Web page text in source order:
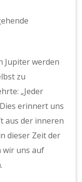
Jupiter werden
zu
„Jeder
erinnert uns
aus der inneren
dieser Zeit der
wir uns auf